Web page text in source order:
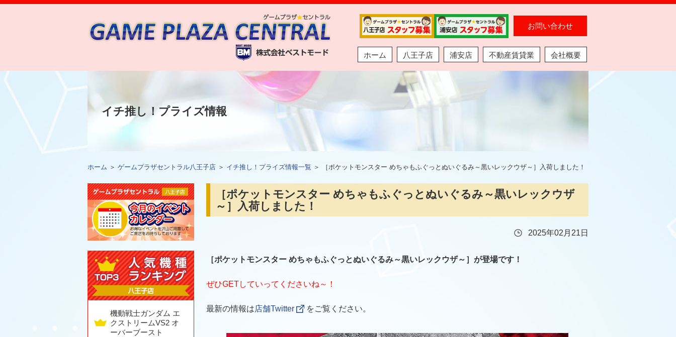
お問い合わせ
ホーム 八王子店 浦安店 不動産賃貸業 会社概要
イチ推し！プライズ情報
ホーム ＞ ゲームプラザセントラル八王子店 ＞ イチ推し！プライズ情報一覧 ＞ ［ポケットモンスター めちゃもふぐっとぬいぐるみ～黒いレックウザ～］入荷しました！
［ポケットモンスター めちゃもふぐっとぬいぐるみ～黒いレックウザ
～］入荷しました！
2025年02月21日
［ポケットモンスター めちゃもふぐっとぬいぐるみ～黒いレックウザ～］が登場です！
ぜひGETしていってくださいね～！
最新の情報は店舗Twitter をご覧ください。
機動戦士ガンダム エ
クストリームVS2 オ
ーバーブースト